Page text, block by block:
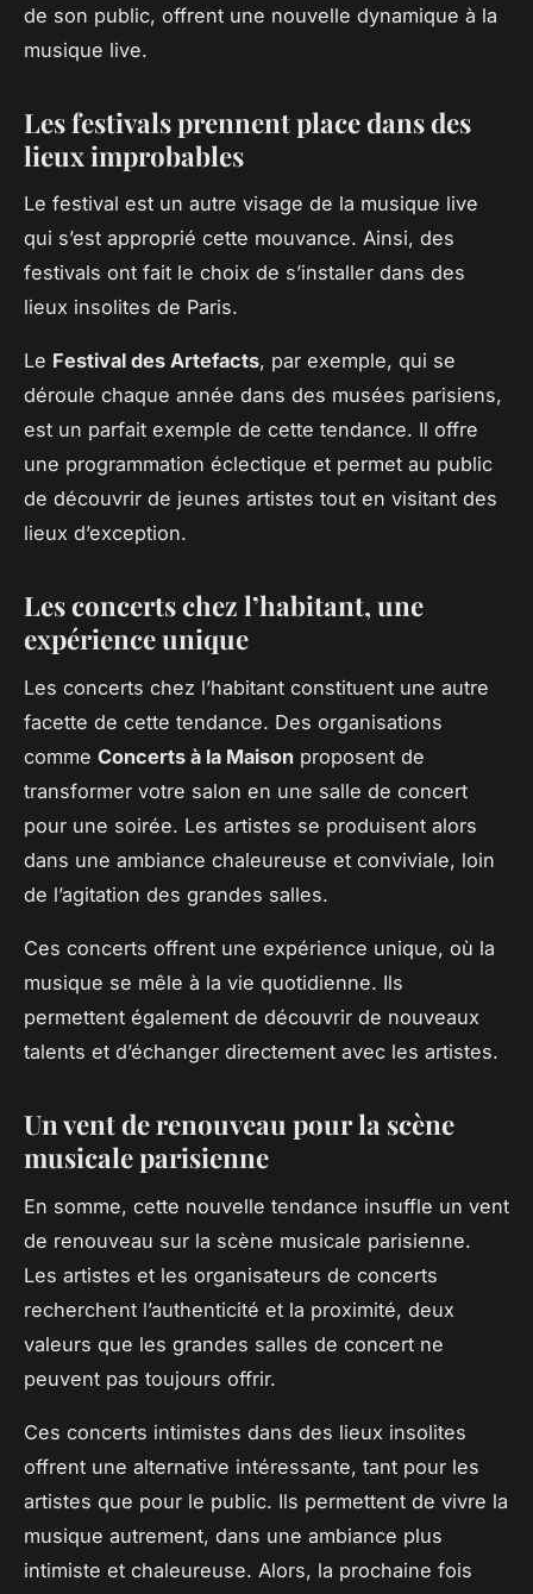
de son public, offrent une nouvelle dynamique à la
musique live.
Les festivals prennent place dans des
lieux improbables
Le festival est un autre visage de la musique live
qui s’est approprié cette mouvance. Ainsi, des
festivals ont fait le choix de s’installer dans des
lieux insolites de Paris.
Le Festival des Artefacts, par exemple, qui se
déroule chaque année dans des musées parisiens,
est un parfait exemple de cette tendance. Il offre
une programmation éclectique et permet au public
de découvrir de jeunes artistes tout en visitant des
lieux d’exception.
Les concerts chez l’habitant, une
expérience unique
Les concerts chez l’habitant constituent une autre
facette de cette tendance. Des organisations
comme Concerts à la Maison proposent de
transformer votre salon en une salle de concert
pour une soirée. Les artistes se produisent alors
dans une ambiance chaleureuse et conviviale, loin
de l’agitation des grandes salles.
Ces concerts offrent une expérience unique, où la
musique se mêle à la vie quotidienne. Ils
permettent également de découvrir de nouveaux
talents et d’échanger directement avec les artistes.
Un vent de renouveau pour la scène
musicale parisienne
En somme, cette nouvelle tendance insuffle un vent
de renouveau sur la scène musicale parisienne.
Les artistes et les organisateurs de concerts
recherchent l’authenticité et la proximité, deux
valeurs que les grandes salles de concert ne
peuvent pas toujours offrir.
Ces concerts intimistes dans des lieux insolites
offrent une alternative intéressante, tant pour les
artistes que pour le public. Ils permettent de vivre la
musique autrement, dans une ambiance plus
intimiste et chaleureuse. Alors, la prochaine fois